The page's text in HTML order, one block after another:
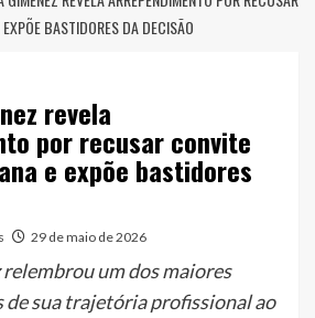
BASTIDORES DA DECISÃO
revela
por recusar convite
e expõe bastidores
29 de maio de 2026
relembrou um dos maiores
sua trajetória profissional ao